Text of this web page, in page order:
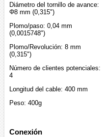
Diámetro del tornillo de avance:
Φ8 mm (0,315")
Plomo/paso: 0,04 mm
(0,0015748")
Plomo/Revolución: 8 mm
(0,315")
Número de clientes potenciales:
4
Longitud del cable: 400 mm
Peso: 400g
Conexión